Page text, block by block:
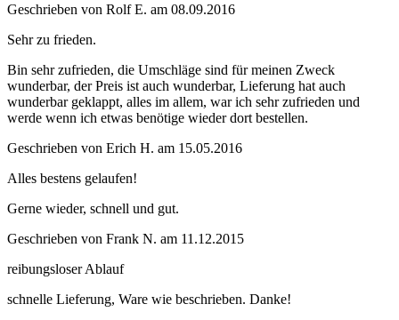
Geschrieben von Rolf E. am 08.09.2016
Sehr zu frieden.
Bin sehr zufrieden, die Umschläge sind für meinen Zweck
wunderbar, der Preis ist auch wunderbar, Lieferung hat auch
wunderbar geklappt, alles im allem, war ich sehr zufrieden und
werde wenn ich etwas benötige wieder dort bestellen.
Geschrieben von Erich H. am 15.05.2016
Alles bestens gelaufen!
Gerne wieder, schnell und gut.
Geschrieben von Frank N. am 11.12.2015
reibungsloser Ablauf
schnelle Lieferung, Ware wie beschrieben. Danke!